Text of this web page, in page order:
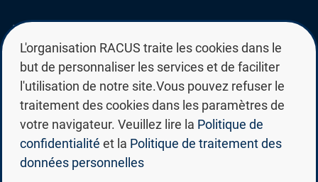
E-mail
education@edurussia.org
edurussia@racus.ru
Politique de confidentialité
L'organisation RACUS traite les cookies dans le
but de personnaliser les services et de faciliter
l'utilisation de notre site.Vous pouvez refuser le
traitement des cookies dans les paramètres de
votre navigateur. Veuillez lire la Politique de
confidentialité et la Politique de traitement des
données personnelles